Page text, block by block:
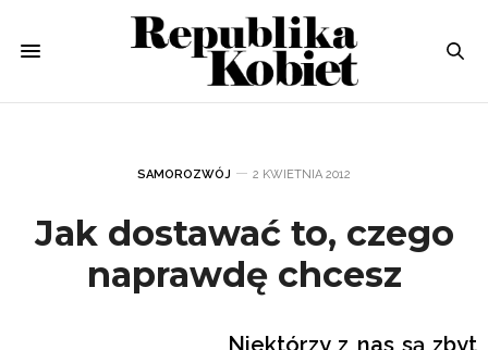
SAMOROZWÓJ 2 KWIETNIA 2012
Jak dostawać to, czego
naprawdę chcesz
Niektórzy z nas są zbyt